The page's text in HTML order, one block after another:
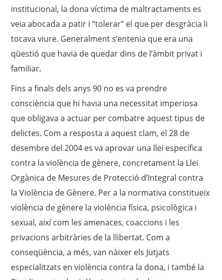
institucional, la dona víctima de maltractaments es
veia abocada a patir i “tolerar” el que per desgràcia li
tocava viure. Generalment s’entenia que era una
qüestió que havia de quedar dins de l’àmbit privat i
familiar.
Fins a finals dels anys 90 no es va prendre
consciència que hi havia una necessitat imperiosa
que obligava a actuar per combatre aquest tipus de
delictes. Com a resposta a aquest clam, el 28 de
desembre del 2004 es va aprovar una llei específica
contra la violència de gènere, concretament la Llei
Orgànica de Mesures de Protecció d’Integral contra
la Violència de Gènere. Per a la normativa constitueix
violència de gènere la violència física, psicològica i
sexual, així com les amenaces, coaccions i les
privacions arbitràries de la llibertat. Com a
conseqüència, a més, van nàixer els Jutjats
especialitzats en violència contra la dona, i també la